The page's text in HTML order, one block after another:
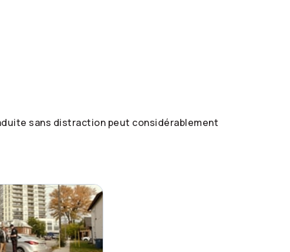
sans distraction peut considérablement